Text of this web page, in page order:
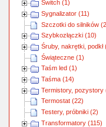
Switch (1)
Sygnalizator (11)
Szczotki do silników
Szybkozłączki (10)
Śruby, nakrętki, podkł
Świąteczne (1)
Taśm led (1)
Taśma (14)
Termistory, pozystory
Termostat (22)
Testery, próbniki (2)
Transformatory (115)